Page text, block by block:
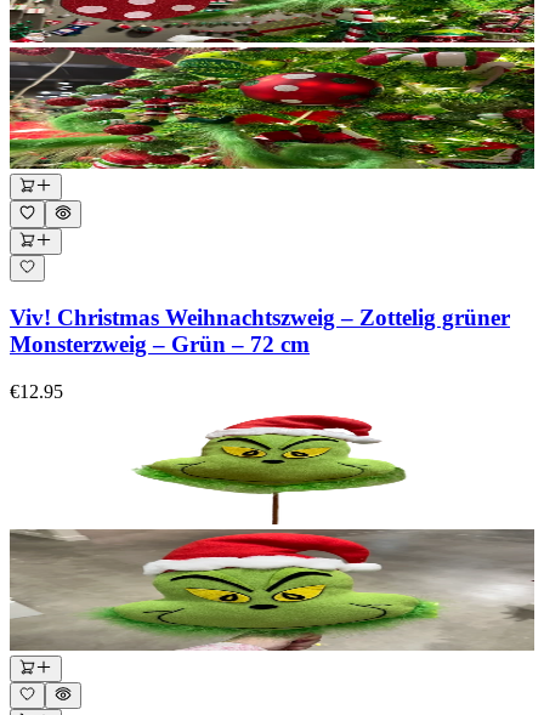
Viv! Christmas Weihnachtszweig – Zottelig grüner
Monsterzweig – Grün – 72 cm
€12.95